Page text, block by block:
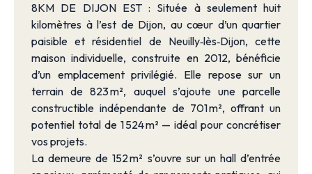
8KM DE DIJON EST : Située à seulement huit
kilomètres à l’est de Dijon, au cœur d’un quartier
paisible et résidentiel de Neuilly‑lès‑Dijon, cette
maison individuelle, construite en 2012, bénéficie
d’un emplacement privilégié. Elle repose sur un
terrain de 823 m², auquel s’ajoute une parcelle
constructible indépendante de 701 m², offrant un
potentiel total de 1 524 m² — idéal pour concrétiser
vos projets.
La demeure de 152 m² s’ouvre sur un hall d’entrée